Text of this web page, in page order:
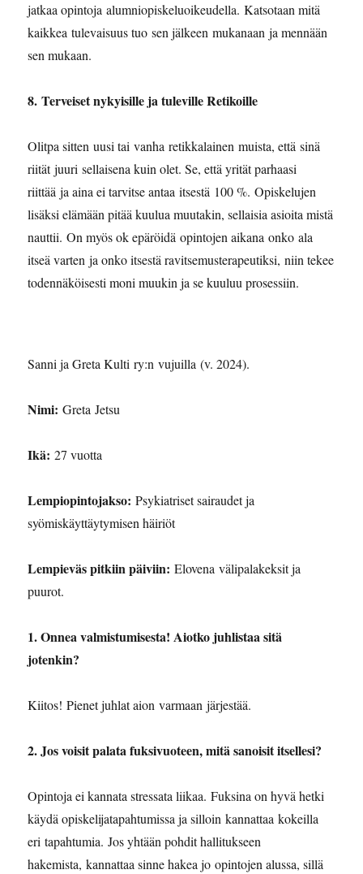
jatkaa opintoja alumniopiskeluoikeudella. Katsotaan mitä
kaikkea tulevaisuus tuo sen jälkeen mukanaan ja mennään
sen mukaan.
8. ⁠Terveiset nykyisille ja tuleville Retikoille
Olitpa sitten uusi tai vanha retikkalainen muista, että sinä
riität juuri sellaisena kuin olet. Se, että yrität parhaasi
riittää ja aina ei tarvitse antaa itsestä 100 %. Opiskelujen
lisäksi elämään pitää kuulua muutakin, sellaisia asioita mistä
nauttii. On myös ok epäröidä opintojen aikana onko ala
itseä varten ja onko itsestä ravitsemusterapeutiksi, niin tekee
todennäköisesti moni muukin ja se kuuluu prosessiin.
Sanni ja Greta Kulti ry:n vujuilla (v. 2024).
Nimi: Greta Jetsu
Ikä: 27 vuotta
Lempiopintojakso: Psykiatriset sairaudet ja
syömiskäyttäytymisen häiriöt
Lempieväs pitkiin päiviin: Elovena välipalakeksit ja
puurot.
1. Onnea valmistumisesta! Aiotko juhlistaa sitä
jotenkin?
Kiitos! Pienet juhlat aion varmaan järjestää.
2. ⁠Jos voisit palata fuksivuoteen, mitä sanoisit itsellesi?
Opintoja ei kannata stressata liikaa. Fuksina on hyvä hetki
käydä opiskelijatapahtumissa ja silloin kannattaa kokeilla
eri tapahtumia. Jos yhtään pohdit hallitukseen
hakemista, kannattaa sinne hakea jo opintojen alussa, sillä